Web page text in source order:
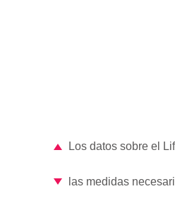
Los datos sobre el
las medidas